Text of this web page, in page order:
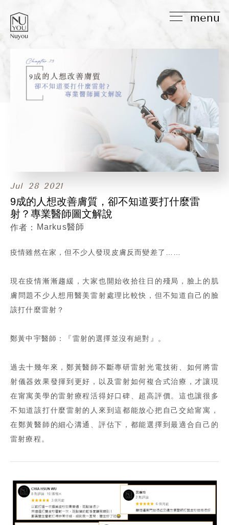
menu
Jul 28 2021
9成的人想改善膚質，卻不知道要打什麼雷
射？專業醫師圖文解說
Markus醫師
疫情雖然在家，但不少人發現皮膚反而變差了……
現在疫情漸漸趨緩，大家也開始收拾往日的殘局，臉上的肌
膚問題不少人想用醫美雷射處理比較快，但不知道自己的臉
該打什麼雷射？
鄭黃中宇醫師：『雷射的選擇並沒有絕對』。
過去十幾年來，鄭黃醫師不斷專研雷射光電技術、如何將雷
射儀器效果發揮到更好，以及雷射如何複合式治療，才讓現
在甯寓美學的雷射療程活得好口碑、超高評價。這也讓很多
不知道該打什麼雷射的人來到這都能放心把自己交給甯寓，
在鄭黃醫師的細心溝通、評估下，都能選擇到最適合自己的
雷射療程。